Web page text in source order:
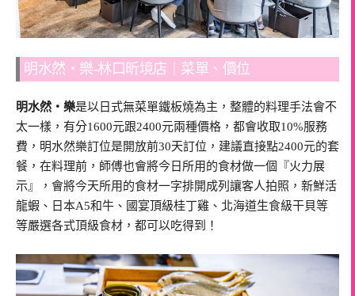
明水然・樂-林口昕境店｜菜單、價位
明水然・樂是以日式無菜單鐵板燒為主，整體的料理手法會不
太一樣，有分1600元跟2400元兩種價格，都會收取10%服務
費，明水然樂訂位是開放前30天訂位，建議直接點2400元的套
餐，在料理前，師傅也會將今日所用的食材做一個『火力展
示』，會將今天所用的食材一字排開成列讓客人拍照，新鮮活
龍蝦、日本A5和牛、國宴頂級桂丁雞、北海道生食級干貝等
等嚴選各式頂級食材，都可以吃得到！